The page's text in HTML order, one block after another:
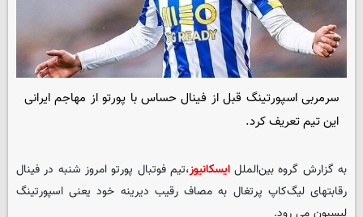
سرمربی اسپورتینگ قبل از فینال حساس با پورتو از مهاجم ایرانی
این تیم تعریف کرد.
به گزارش گروه بین‌المللایسکانیوز،تیم فوتبال پورتو امروز شنبه در فینال
رقابتهای لیگ‌کاپ پرتغال به مصاف رقیب دیرینه خود یعنی اسپورتینگ